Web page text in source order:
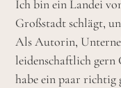
Ich bin ein Landei
Großstadt schlägt,
Als Autorin,
leidenschaftlich gern
habe ein paar richtig